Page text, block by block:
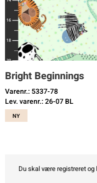
Bright Beginnings
Varenr.: 5337-78
Lev. varenr.: 26-07 BL
NY
Du skal være registreret og